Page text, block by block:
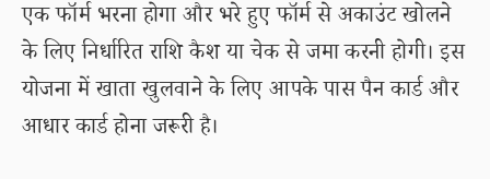
एक फॉर्म भरना होगा और भरे हुए फॉर्म से अकाउंट खोलने
के लिए निर्धारित राशि कैश या चेक से जमा करनी होगी। इस
योजना में खाता खुलवाने के लिए आपके पास पैन कार्ड और
आधार कार्ड होना जरूरी है।